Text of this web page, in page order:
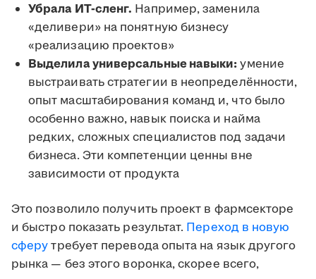
Убрала ИТ-сленг. Например, заменила
«деливери» на понятную бизнесу
«реализацию проектов»
Выделила универсальные навыки:умение
выстраивать стратегии в неопределённости,
опыт масштабирования команд и, что было
особенно важно, навык поиска и найма
редких, сложных специалистов под задачи
бизнеса. Эти компетенции ценны вне
зависимости от продукта
Это позволило получить проект в фармсекторе
и быстро показать результат. Переход в новую
сферутребует перевода опыта на язык другого
рынка — без этого воронка, скорее всего,